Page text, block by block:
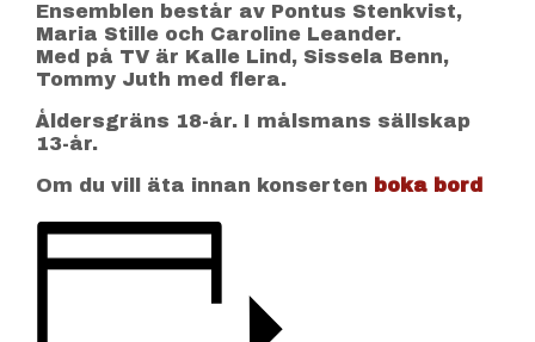
Ensemblen består av Pontus Stenkvist,
Maria Stille och Caroline Leander.
Med på TV är Kalle Lind, Sissela Benn,
Tommy Juth med flera.
Åldersgräns 18-år. I målsmans sällskap
13-år.
Om du vill äta innan konserten boka bord